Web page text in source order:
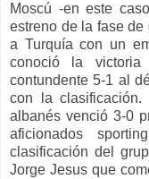
Moscú -en este
estreno de la fase
a Turquía con un
conoció la
contundente 5-1 al
con la
albanés venció 3-0
aficionados
clasificación del
Jorge Jesus que